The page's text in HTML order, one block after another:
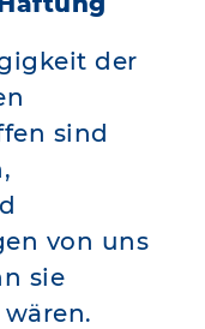
der
sind
von uns
sie